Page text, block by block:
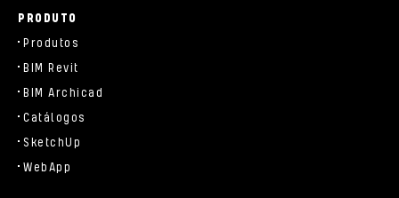
PRODUTO
Produtos
BIM Revit
BIM Archicad
Catálogos
SketchUp
WebApp